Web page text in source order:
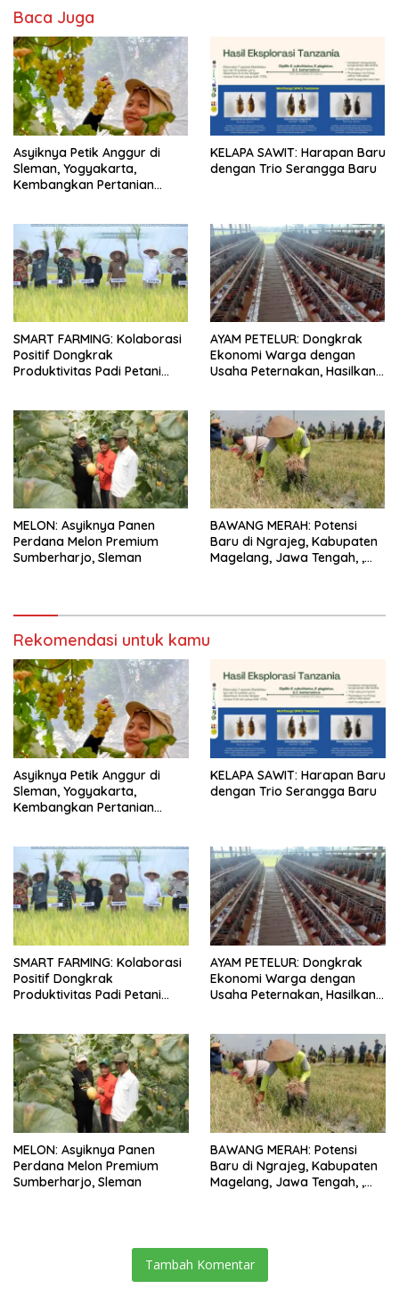
Baca Juga
Asyiknya Petik Anggur di
Sleman, Yogyakarta,
Kembangkan Pertanian
KELAPA SAWIT: Harapan Baru
dengan Trio Serangga Baru
SMART FARMING: Kolaborasi
Positif Dongkrak
Produktivitas Padi Petani
AYAM PETELUR: Dongkrak
Ekonomi Warga dengan
Usaha Peternakan, Hasilkan
MELON: Asyiknya Panen
Perdana Melon Premium
Sumberharjo, Sleman
BAWANG MERAH: Potensi
Baru di Ngrajeg, Kabupaten
Magelang, Jawa Tengah, ,
Rekomendasi untuk kamu
Asyiknya Petik Anggur di
Sleman, Yogyakarta,
Kembangkan Pertanian
KELAPA SAWIT: Harapan Baru
dengan Trio Serangga Baru
SMART FARMING: Kolaborasi
Positif Dongkrak
Produktivitas Padi Petani
AYAM PETELUR: Dongkrak
Ekonomi Warga dengan
Usaha Peternakan, Hasilkan
MELON: Asyiknya Panen
Perdana Melon Premium
Sumberharjo, Sleman
BAWANG MERAH: Potensi
Baru di Ngrajeg, Kabupaten
Magelang, Jawa Tengah, ,
Tambah Komentar